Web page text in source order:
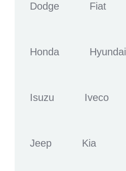
Dodge Fiat
Honda Hyundai
Isuzu Iveco
Jeep Kia